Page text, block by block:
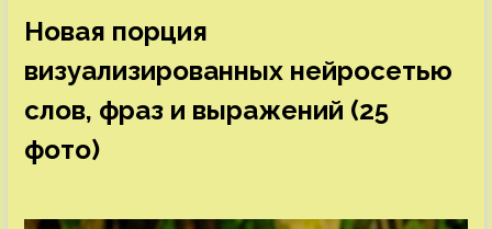
Новая порция
визуализированных нейросетью
слов, фраз и выражений (25
фото)